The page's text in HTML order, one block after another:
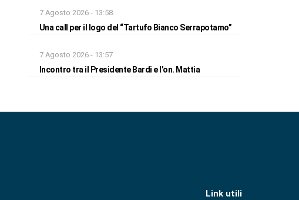
7 Agosto 2026 - 13:58
Una call per il logo del “Tartufo Bianco Serrapotamo”
7 Agosto 2026 - 13:57
Incontro tra il Presidente Bardi e l’on. Mattia
Link utili